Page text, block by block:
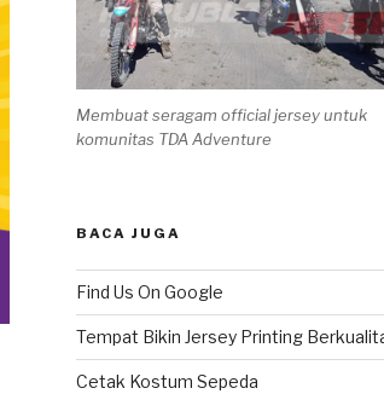
Membuat seragam official jersey untuk
komunitas TDA Adventure
BACA JUGA
Find Us On Google
Tempat Bikin Jersey Printing
Cetak Kostum Sepeda